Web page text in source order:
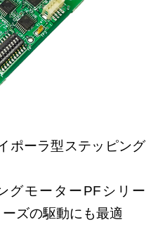
ポーラ型ステッピング
グモーターPFシリー
ズの駆動にも最適